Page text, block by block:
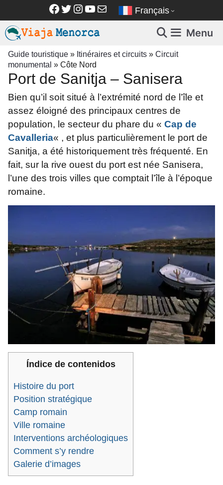
contenu
Facebook
Twitter
Instagram
YouTube
E-mail Français
Menu
Guide touristique » Itinéraires et circuits » Circuit
monumental » Côte Nord
Port de Sanitja – Sanisera
Bien qu’il soit situé à l’extrémité nord de l’île et
assez éloigné des principaux centres de
population, le secteur du phare du « Cap de
Cavalleria« , et plus particulièrement le port de
Sanitja, a été historiquement très fréquenté. En
fait, sur la rive ouest du port est née Sanisera,
l’une des trois villes que comptait l’île à l’époque
romaine.
Índice de contenidos
Histoire du port
Position stratégique
Camp romain
Ville romaine
Interventions archéologiques
Comment s’y rendre
Galerie d’images